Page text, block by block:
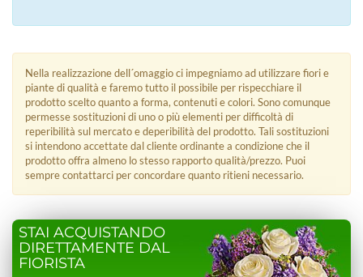
Nella realizzazione dell´omaggio ci impegniamo ad utilizzare fiori e
piante di qualità e faremo tutto il possibile per rispecchiare il
prodotto scelto quanto a forma, contenuti e colori. Sono comunque
permesse sostituzioni di uno o più elementi per difficoltà di
reperibilità sul mercato e deperibilità del prodotto. Tali sostituzioni
si intendono accettate dal cliente ordinante a condizione che il
prodotto offra almeno lo stesso rapporto qualità/prezzo. Puoi
sempre contattarci per concordare quanto ritieni necessario.
STAI ACQUISTANDO
DIRETTAMENTE DAL
FIORISTA